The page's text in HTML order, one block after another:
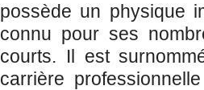
possède un physique
connu pour ses
courts. Il est
carrière